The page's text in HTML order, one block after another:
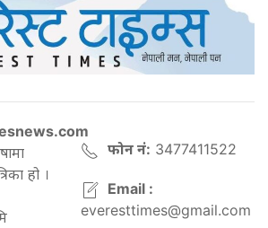
हो ।
फोन नं: 3477411522
Email :
everesttimes@gmail.com